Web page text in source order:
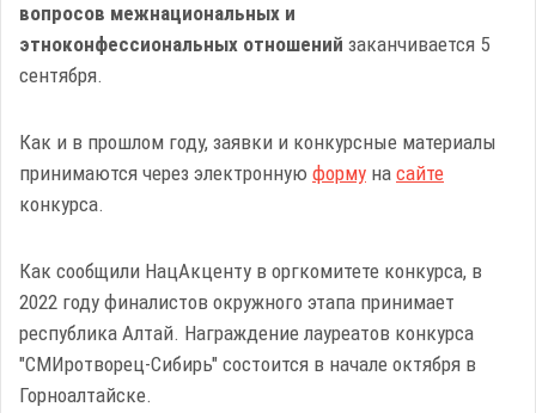
вопросов межнациональных и
этноконфессиональных отношений заканчивается 5
сентября.
Как и в прошлом году, заявки и конкурсные материалы
принимаются через электронную форму на сайте
конкурса.
Как сообщили НацАкценту в оргкомитете конкурса, в
2022 году финалистов окружного этапа принимает
республика Алтай. Награждение лауреатов конкурса
"СМИротворец-Сибирь" состоится в начале октября в
Горноалтайске.